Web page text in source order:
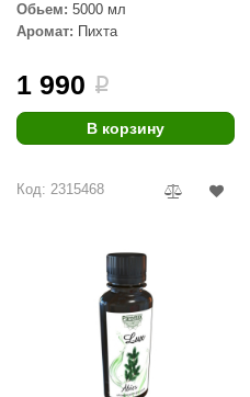
Обьем: 5000 мл
Аромат: Пихта
1 990 i
В корзину
Код: 2315468